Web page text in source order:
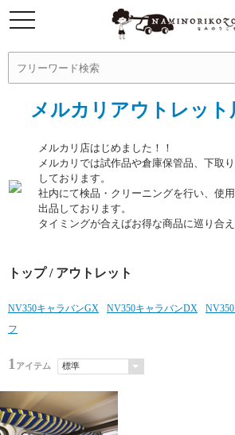
メルカリアウトレット
メルカリ店はじめました！！
メルカリでは試作品や倉庫保管品、下取
しております。
社内にて検品・クリーニングを行い、使
出品しております。
タイミングが合えばお得な商品に巡り合え
トップ/ アウトレット
NV350キャラバンGX NV350キャラバンDX
フ
1 アイテム